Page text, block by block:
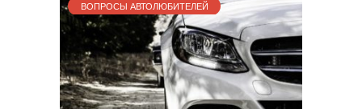
ВОПРОСЫ АВТОЛЮБИТЕЛЕЙ